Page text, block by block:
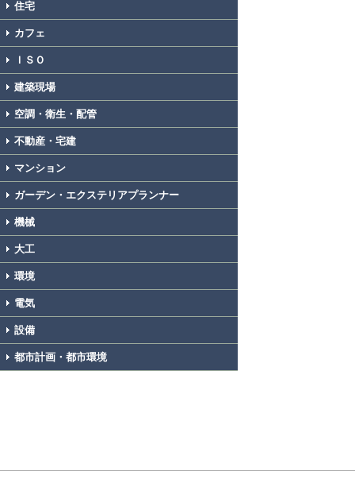
住宅
カフェ
ＩＳＯ
建築現場
空調・衛生・配管
不動産・宅建
マンション
ガーデン・エクステリアプランナー
機械
大工
環境
電気
設備
都市計画・都市環境